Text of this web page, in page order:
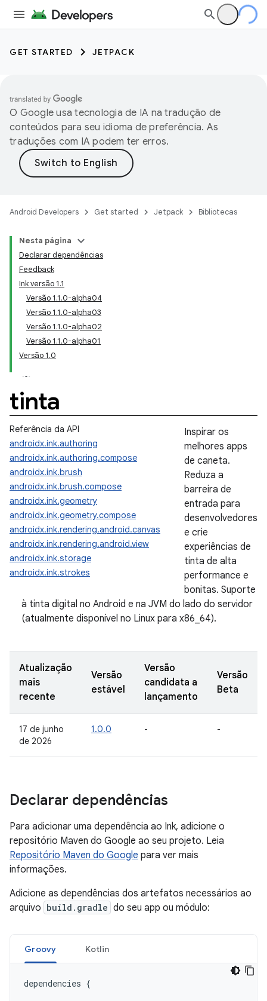
GET STARTED JETPACK
O Google usa tecnologia de IA na tradução de
conteúdos para seu idioma de preferência. As
traduções com IA podem ter erros.
Android Developers Get started Jetpack Bibliotecas
Nesta página
Declarar dependências
Feedback
Ink versão 1.1
Versão 1.1.0-alpha04
Versão 1.1.0-alpha03
Versão 1.1.0-alpha02
Versão 1.1.0-alpha01
Versão 1.0
tinta
Referência da API
androidx.ink.authoring
androidx.ink.authoring.compose
androidx.ink.brush
androidx.ink.brush.compose
androidx.ink.geometry
androidx.ink.geometry.compose
androidx.ink.rendering.android.canvas
androidx.ink.rendering.android.view
androidx.ink.storage
androidx.ink.strokes
Inspirar os
melhores apps
de caneta.
Reduza a
barreira de
entrada para
desenvolvedores
e crie
experiências de
tinta de alta
performance e
bonitas. Suporte
à tinta digital no Android e na JVM do lado do servidor
(atualmente disponível no Linux para x86_64).
Atualização
mais
recente
Versão
estável
Versão
candidata a
lançamento
Versão
Beta
17 de junho
de 2026
1.0.0 - -
Declarar dependências
Para adicionar uma dependência ao Ink, adicione o
repositório Maven do Google ao seu projeto. Leia
Repositório Maven do Google para ver mais
informações.
Adicione as dependências dos artefatos necessários ao
arquivo build.gradle do seu app ou módulo:
Groovy Kotlin
dependencies {